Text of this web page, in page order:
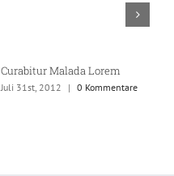
Curabitur Malada Lorem
Juli 31st, 2012 | 0 Kommentare